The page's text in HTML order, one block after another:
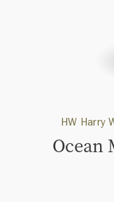
HW Harry
Ocean